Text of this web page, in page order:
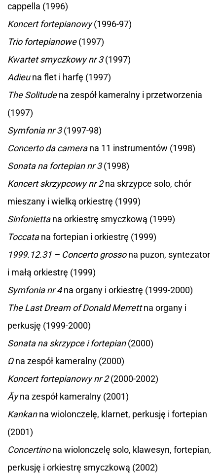
cappella (1996)
Koncert fortepianowy(1996-97)
Trio fortepianowe(1997)
Kwartet smyczkowy nr 3(1997)
Adieuna flet i harfę (1997)
The Solitudena zespół kameralny i przetworzenia
(1997)
Symfonia nr 3(1997-98)
Concerto da camerana 11 instrumentów (1998)
Sonata na fortepian nr 3(1998)
Koncert skrzypcowy nr 2na skrzypce solo, chór
mieszany i wielką orkiestrę (1999)
Sinfoniettana orkiestrę smyczkową (1999)
Toccatana fortepian i orkiestrę (1999)
1999.12.31 – Concerto grossona puzon, syntezator
i małą orkiestrę (1999)
Symfonia nr 4na organy i orkiestrę (1999-2000)
The Last Dream of Donald Merrettna organy i
perkusję (1999-2000)
Sonata na skrzypce i fortepian(2000)
Ωna zespół kameralny (2000)
Koncert fortepianowy nr 2(2000-2002)
Äyna zespół kameralny (2001)
Kankanna wiolonczelę, klarnet, perkusję i fortepian
(2001)
Concertinona wiolonczelę solo, klawesyn, fortepian,
perkusję i orkiestrę smyczkową (2002)